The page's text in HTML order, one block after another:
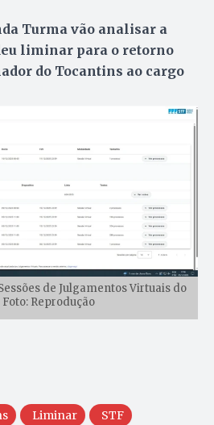
Turma vão analisar a
liminar para o retorno
do Tocantins ao cargo
de Julgamentos Virtuais do
Reprodução
Liminar
STF